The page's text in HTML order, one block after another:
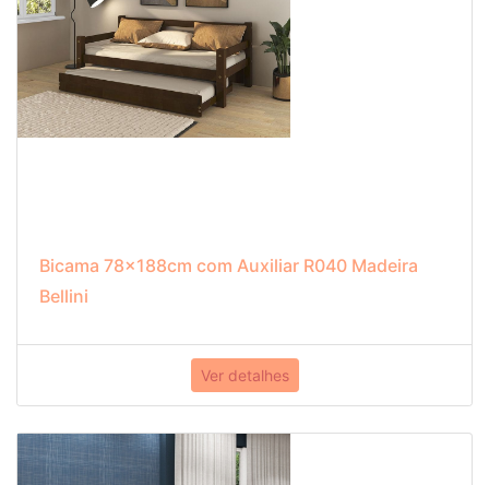
Bicama 78x188cm com Auxiliar R040 Madeira
Bellini
Ver detalhes